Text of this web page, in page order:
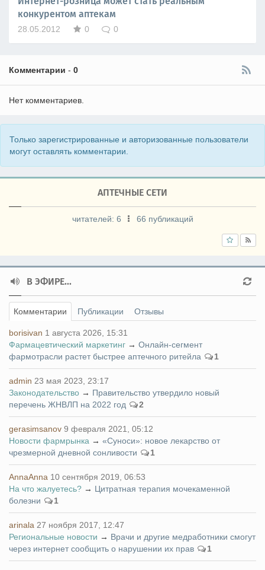
конкурентом аптекам
28.05.2012 0 0
Комментарии - 0
Нет комментариев.
Только зарегистрированные и авторизованные пользователи
могут оставлять комментарии.
АПТЕЧНЫЕ СЕТИ
читателей: 6 66 публикаций
В ЭФИРЕ...
Комментарии Публикации Отзывы
borisivan 1 августа 2026, 15:31
Фармацевтический маркетинг → Онлайн-сегмент
фармотрасли растет быстрее аптечного ритейла
1
admin 23 мая 2023, 23:17
Законодательство → Правительство утвердило новый
перечень ЖНВЛП на 2022 год
2
gerasimsanov 9 февраля 2021, 05:12
Новости фармрынка → «Суноси»: новое лекарство от
чрезмерной дневной сонливости
1
AnnaAnna 10 сентября 2019, 06:53
На что жалуетесь? → Цитратная терапия мочекаменной
болезни
1
arinala 27 ноября 2017, 12:47
Региональные новости → Врачи и другие медработники смогут
через интернет сообщить о нарушении их прав
1